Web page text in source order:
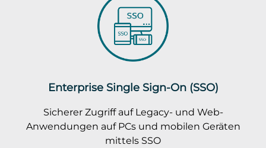
Enterprise Single Sign-On (SSO)
Sicherer Zugriff auf Legacy- und Web-
Anwendungen auf PCs und mobilen Geräten
mittels SSO